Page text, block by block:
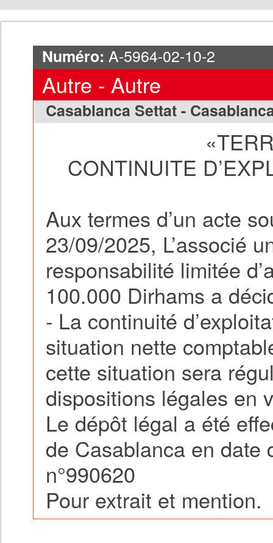
Numéro: A-5964-02-10-2
Autre - Autre
Casablanca Settat -
CONTINUITE
Aux termes d’un acte
23/09/2025, L’associé
responsabilité limitée
100.000 Dirhams a
- La continuité
situation nette
cette situation sera
dispositions légales en
Le dépôt légal a été
de Casablanca en date
n°990620
Pour extrait et mention.